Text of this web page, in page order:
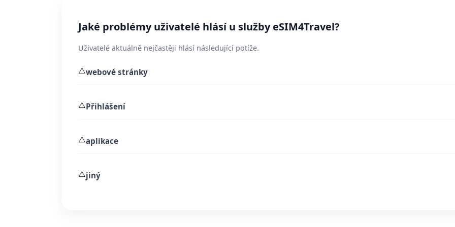
Jaké problémy uživatelé hlásí u služby eSIM4Travel?
Uživatelé aktuálně nejčastěji hlásí následující potíže.
⚠️webové stránky
⚠️Přihlášení
⚠️aplikace
⚠️jiný